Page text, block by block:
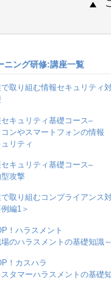
ニング研修:講座一覧
取り組む情報セキュリティ
キュリティ基礎コース–
コンやスマートフォンの情報
リティ
キュリティ基礎コース–
攻撃
取り組むコンプライアンス
例編1＞
！ハラスメント
場のハラスメントの基礎知識～
！カスハラ
スタマーハラスメントの基礎